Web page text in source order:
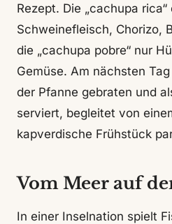
Rezept. Die „cachupa rica“
Schweinefleisch, Chorizo,
die „cachupa pobre“ nur
Gemüse. Am nächsten
der Pfanne gebraten und
serviert, begleitet von
kapverdische Frühstück
Vom Meer auf
In einer Inselnation spielt